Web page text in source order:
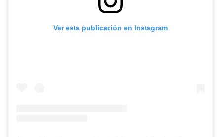
Ver esta publicación en Instagram